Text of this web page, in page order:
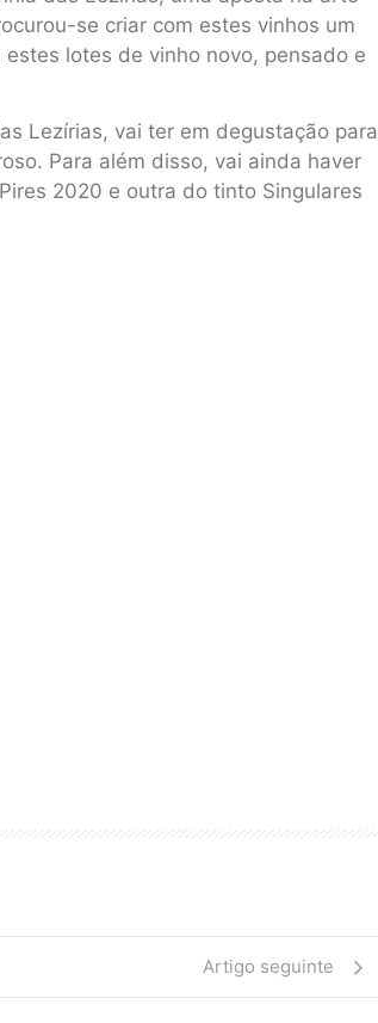
se criar com estes vinhos um
lotes de vinho novo, pensado e
Lezírias, vai ter em degustação para
Para além disso, vai ainda haver
2020 e outra do tinto Singulares
Artigo seguinte